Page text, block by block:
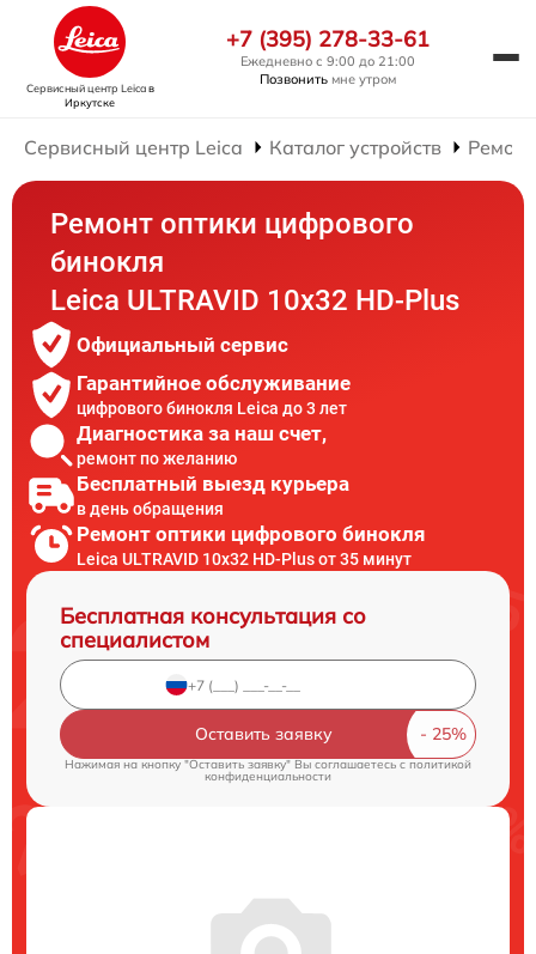
Сервисный центр Leicaв
Иркутске
+7 (395) 278-33-61
Ежедневно с 9:00 до 21:00
Позвонить мне утром
Сервисный центр Leica Каталог устройств
Ремонт оптики цифрового
бинокля
Leica ULTRAVID 10x32 HD-Plus
Официальный сервис
Гарантийное обслуживание
цифрового бинокля Leica до 3 лет
Диагностика за наш счет,
ремонт по желанию
Бесплатный выезд курьера
в день обращения
Ремонт оптики цифрового бинокля
Leica ULTRAVID 10x32 HD-Plus от 35 минут
Бесплатная консультация со
специалистом
Оставить заявку
Нажимая на кнопку "Оставить заявку" Вы соглашаетесь cполитикой
конфиденциальности